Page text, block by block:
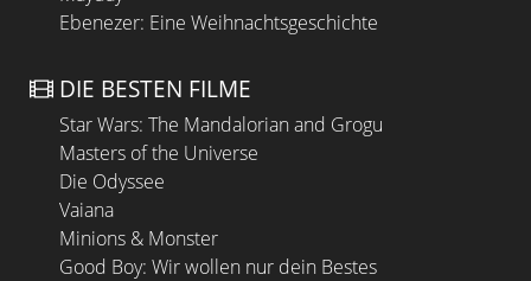
Ebenezer: Eine Weihnachtsgeschichte
DIE BESTEN FILME
Star Wars: The Mandalorian and Grogu
Masters of the Universe
Die Odyssee
Vaiana
Minions & Monster
Good Boy: Wir wollen nur dein Bestes